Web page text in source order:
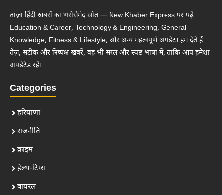
ताज़ा हिंदी खबरों का भरोसेमंद स्रोत — New Khaber Express पर पढ़ें
Education & Career, Technology & Engineering, General
Knowledge, Fitness & Lifestyle, और अन्य महत्वपूर्ण अपडेट। हम देते हैं
तेज़, सटीक और निष्पक्ष खबरें, वह भी सरल और स्पष्ट भाषा में, ताकि आप हमेशा
अपडेटेड रहें।
Categories
हरियाणा
राजनीति
क्राइम
हेल्थ-टिप्स
वायरल